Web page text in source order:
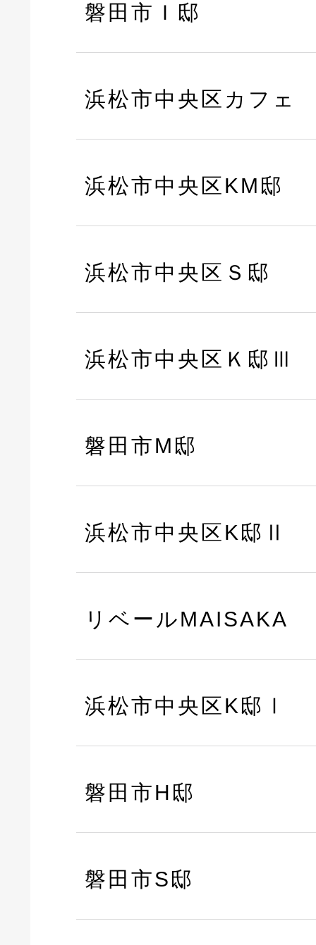
磐田市Ｉ邸
浜松市中央区カフェ
浜松市中央区KM邸
浜松市中央区Ｓ邸
浜松市中央区Ｋ邸Ⅲ
磐田市M邸
浜松市中央区K邸Ⅱ
リベールMAISAKA
浜松市中央区K邸Ⅰ
磐田市H邸
磐田市S邸